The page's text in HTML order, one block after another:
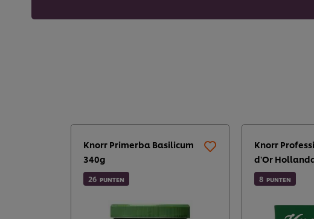
Knorr Primerba Basilicum
340g
26 PUNTEN
Knorr
d'Or
8 PUNTEN